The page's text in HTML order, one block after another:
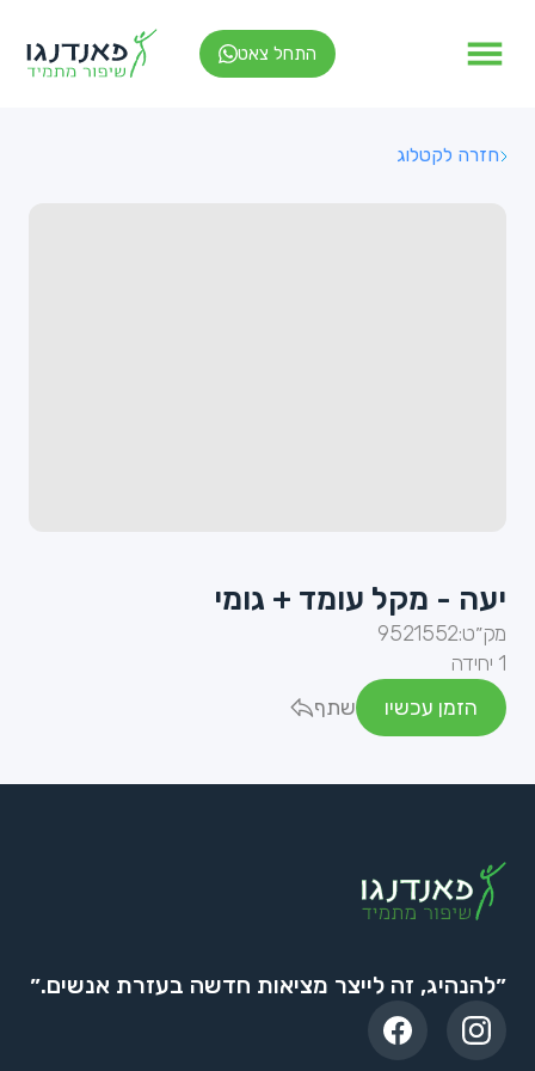
התחל צאט
חזרה לקטלוג
יעה - מקל עומד + גומי
מק״ט:9521552
1 יחידה
הזמן עכשיו
שתף
״להנהיג, זה לייצר מציאות חדשה בעזרת אנשים.״